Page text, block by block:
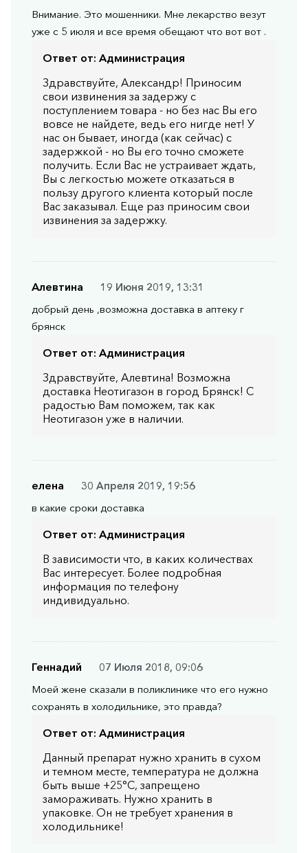
Внимание. Это мошенники. Мне лекарство везут
уже с 5 июля и все время обещают что вот вот .
Ответ от: Администрация
Здравствуйте, Александр! Приносим
свои извинения за задержу с
поступлением товара - но без нас Вы его
вовсе не найдете, ведь его нигде нет! У
нас он бывает, иногда (как сейчас) с
задержкой - но Вы его точно сможете
получить. Если Вас не устраивает ждать,
Вы с легкостью можете отказаться в
пользу другого клиента который после
Вас заказывал. Еще раз приносим свои
извинения за задержку.
Алевтина
19 Июня 2019, 13:31
добрый день ,возможна доставка в аптеку г
брянск
Ответ от: Администрация
Здравствуйте, Алевтина! Возможна
доставка Неотигазон в город Брянск! С
радостью Вам поможем, так как
Неотигазон уже в наличии.
елена
30 Апреля 2019, 19:56
в какие сроки доставка
Ответ от: Администрация
В зависимости что, в каких количествах
Вас интересует. Более подробная
информация по телефону
индивидуально.
Геннадий
07 Июля 2018, 09:06
Моей жене сказали в поликлинике что его нужно
сохранять в холодильнике, это правда?
Ответ от: Администрация
Данный препарат нужно хранить в сухом
и темном месте, температура не должна
быть выше +25°C, запрещено
замораживать. Нужно хранить в
упаковке. Он не требует хранения в
холодильнике!